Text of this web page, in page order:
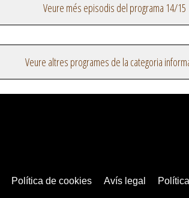
Veure més episodis del programa 14/15
Veure altres programes de la categoria
Política de cookies Avís legal